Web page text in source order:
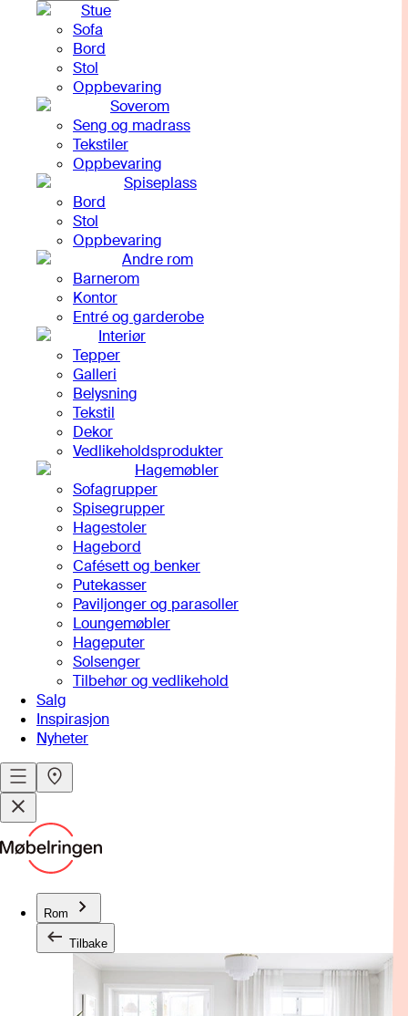
Stue
Sofa
Bord
Stol
Oppbevaring
Soverom
Seng og madrass
Tekstiler
Oppbevaring
Spiseplass
Bord
Stol
Oppbevaring
Andre rom
Barnerom
Kontor
Entré og garderobe
Interiør
Tepper
Galleri
Belysning
Tekstil
Dekor
Vedlikeholdsprodukter
Hagemøbler
Sofagrupper
Spisegrupper
Hagestoler
Hagebord
Cafésett og benker
Putekasser
Paviljonger og parasoller
Loungemøbler
Hageputer
Solsenger
Tilbehør og vedlikehold
Salg
Inspirasjon
Nyheter
Rom
Tilbake